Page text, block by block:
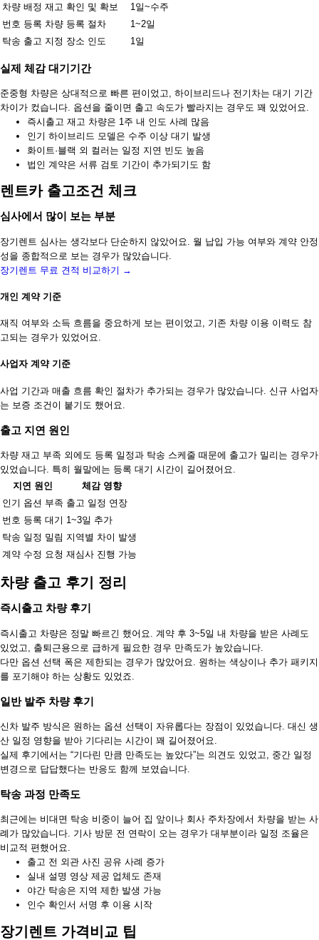
차량 배정 재고 확인 및 확보
1일~수주
번호 등록 차량 등록 절차
1~2일
탁송 출고 지정 장소 인도 1일
실제 체감 대기기간
준중형 차량은 상대적으로 빠른 편이었고, 하이브리드나 전기차는 대기 기간
차이가 컸습니다. 옵션을 줄이면 출고 속도가 빨라지는 경우도 꽤 있었어요.
즉시출고 재고 차량은 1주 내 인도 사례 많음
인기 하이브리드 모델은 수주 이상 대기 발생
화이트·블랙 외 컬러는 일정 지연 빈도 높음
법인 계약은 서류 검토 기간이 추가되기도 함
렌트카 출고조건 체크
심사에서 많이 보는 부분
장기렌트 심사는 생각보다 단순하지 않았어요. 월 납입 가능 여부와 계약 안정
성을 종합적으로 보는 경우가 많았습니다.
장기렌트 무료 견적 비교하기 →
개인 계약 기준
재직 여부와 소득 흐름을 중요하게 보는 편이었고, 기존 차량 이용 이력도 참
고되는 경우가 있었어요.
사업자 계약 기준
사업 기간과 매출 흐름 확인 절차가 추가되는 경우가 많았습니다. 신규 사업자
는 보증 조건이 붙기도 했어요.
출고 지연 원인
차량 재고 부족 외에도 등록 일정과 탁송 스케줄 때문에 출고가 밀리는 경우가
있었습니다. 특히 월말에는 등록 대기 시간이 길어졌어요.
지연 원인
체감 영향
인기 옵션 부족 출고 일정 연장
번호 등록 대기 1~3일 추가
탁송 일정 밀림 지역별 차이 발생
계약 수정 요청 재심사 진행 가능
차량 출고 후기 정리
즉시출고 차량 후기
즉시출고 차량은 정말 빠르긴 했어요. 계약 후 3~5일 내 차량을 받은 사례도
있었고, 출퇴근용으로 급하게 필요한 경우 만족도가 높았습니다.
다만 옵션 선택 폭은 제한되는 경우가 많았어요. 원하는 색상이나 추가 패키지
를 포기해야 하는 상황도 있었죠.
일반 발주 차량 후기
신차 발주 방식은 원하는 옵션 선택이 자유롭다는 장점이 있었습니다. 대신 생
산 일정 영향을 받아 기다리는 시간이 꽤 길어졌어요.
실제 후기에서는 “기다린 만큼 만족도는 높았다”는 의견도 있었고, 중간 일정
변경으로 답답했다는 반응도 함께 보였습니다.
탁송 과정 만족도
최근에는 비대면 탁송 비중이 늘어 집 앞이나 회사 주차장에서 차량을 받는 사
례가 많았습니다. 기사 방문 전 연락이 오는 경우가 대부분이라 일정 조율은
비교적 편했어요.
출고 전 외관 사진 공유 사례 증가
실내 설명 영상 제공 업체도 존재
야간 탁송은 지역 제한 발생 가능
인수 확인서 서명 후 이용 시작
장기렌트 가격비교 팁